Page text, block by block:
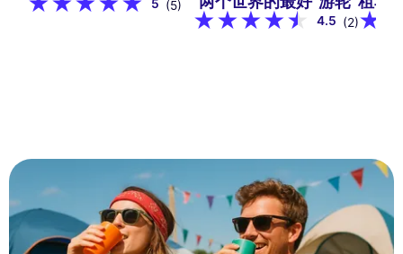
5 (5)
4.5 (2)